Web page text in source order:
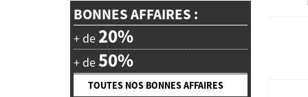
BONNES AFFAIRES :
+ de 20%
+ de50%
TOUTES NOS BONNES AFFAIRES